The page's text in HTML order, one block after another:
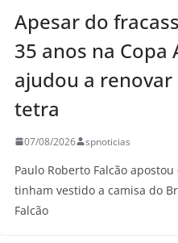
Apesar do
35 anos na
ajudou a
tetra
07/08/2026 spnoticias
Paulo Roberto Falcão
tinham vestido a camisa do
Falcão